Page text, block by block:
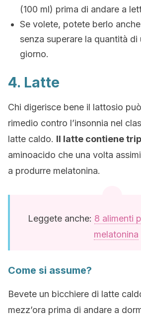
(100 ml) prima di andare a
Se volete, potete berlo
senza superare la quantità di
giorno.
4. Latte
Chi digerisce bene il lattosio
rimedio contro l’insonnia nel
latte caldo. Il latte contiene
aminoacido che una volta
a produrre melatonina.
Leggete anche: 8 alimenti
melatonina
Come si assume?
Bevete un bicchiere di latte
mezz’ora prima di andare a